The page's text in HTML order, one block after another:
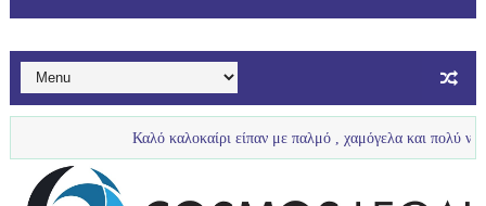
Καλό καλοκαίρι είπαν με παλμό , χαμόγελα και πολύ νερό τα